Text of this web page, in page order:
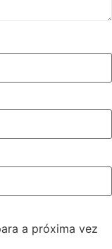
a próxima vez